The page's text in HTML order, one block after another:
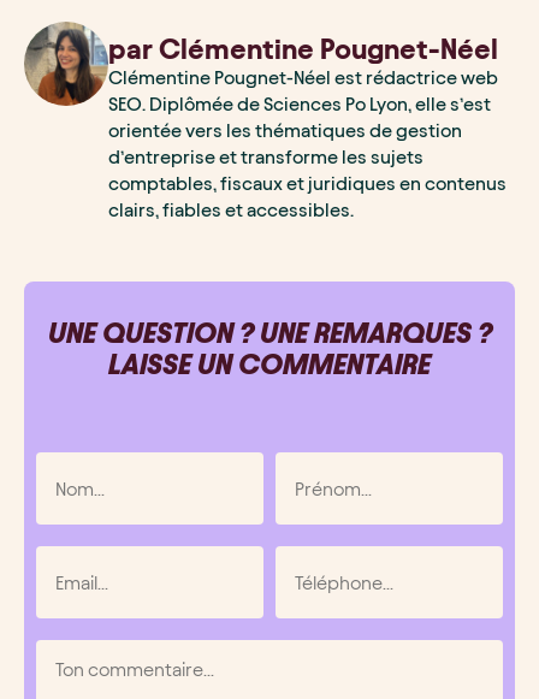
parClémentine Pougnet-Néel
Clémentine Pougnet-Néel est rédactrice web
SEO. Diplômée de Sciences Po Lyon, elle s’est
orientée vers les thématiques de gestion
d’entreprise et transforme les sujets
comptables, fiscaux et juridiques en contenus
clairs, fiables et accessibles.
UNE QUESTION ? UNE REMARQUES ?
LAISSE UN COMMENTAIRE